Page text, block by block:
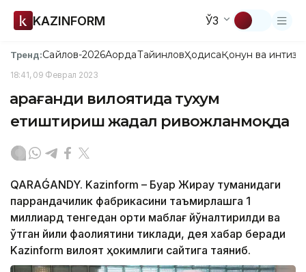
KAZINFORM ЎЗ
Тренд:Сайлов-2026АқордаТайинловҲодисаҚонун ва
18:41, 09 Феврал 2023
Қарағанди вилоятида тухум
етиштириш жадал ривожланмоқда
QARAǴANDY. Kazinform – Буқар Жирау туманидаги
паррандачилик фабрикасини таъмирлашга 1
миллиард тенгедан ортиқ маблағ йўналтирилди ва
ўтган йили фаолиятини тиклади, дея хабар беради
Kazinform вилоят ҳокимлиги сайтига таяниб.